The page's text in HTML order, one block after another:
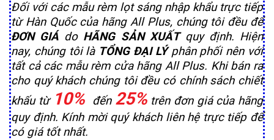
Đối với các mẫu rèm lọt sáng nhập khẩu trực tiếp
từ Hàn Quốc của hãng All Plus, chúng tôi đều để
ĐƠN GIÁ do HÃNG SẢN XUẤTquy định. Hiện
nay, chúng tôi là TỔNG ĐẠI LÝphân phối nên với
tất cả các mẫu rèm cửa hãng All Plus. Khi bán ra
cho quý khách chúng tôi đều có chính sách chiết
khấu từ 10% đến 25%trên đơn giá của hãng
quy định. Kính mời quý khách liên hệ trực tiếp để
có giá tốt nhất.